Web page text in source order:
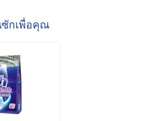
ซักเพื่อคุณ